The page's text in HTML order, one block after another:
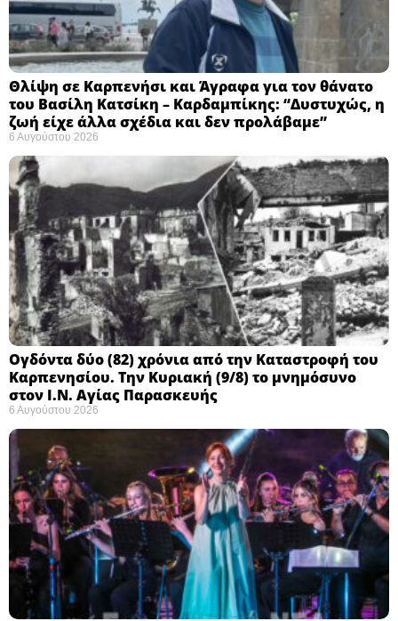
Θλίψη σε Καρπενήσι και Άγραφα για τον θάνατο
του Βασίλη Κατσίκη – Καρδαμπίκης: “Δυστυχώς, η
ζωή είχε άλλα σχέδια και δεν προλάβαμε”
6 Αυγούστου 2026
Ογδόντα δύο (82) χρόνια από την Καταστροφή του
Καρπενησίου. Την Κυριακή (9/8) το μνημόσυνο
στον Ι.Ν. Αγίας Παρασκευής
6 Αυγούστου 2026